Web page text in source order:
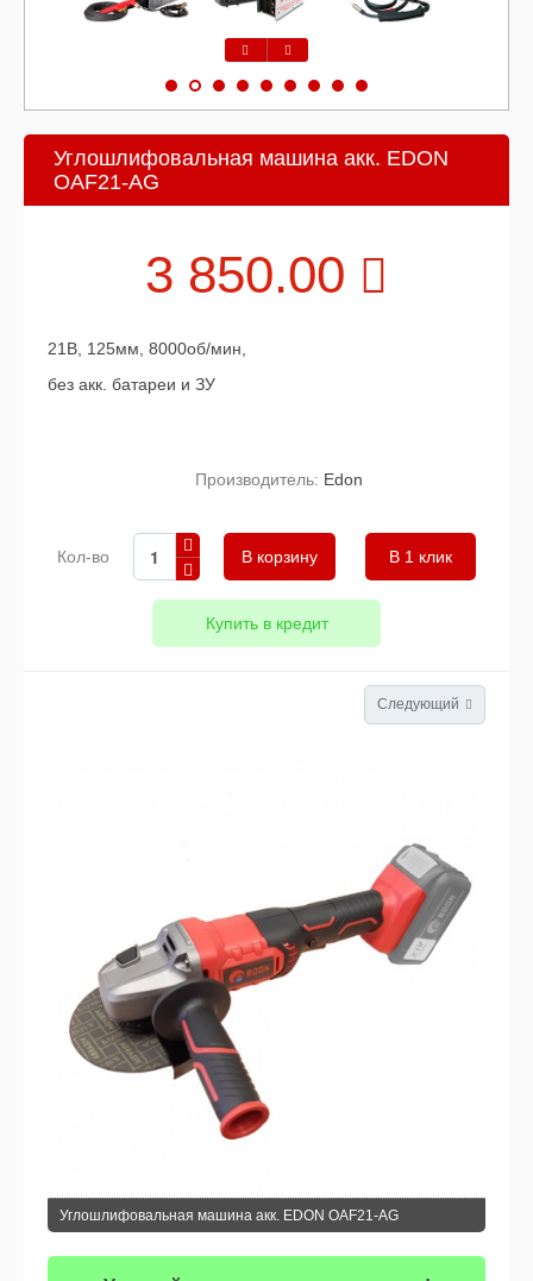
Углошлифовальная машина акк. EDON
OAF21-AG
3 850.00
21В, 125мм, 8000об/мин,
без акк. батареи и ЗУ
Производитель: Edon
Кол-во В 1 клик
Купить в кредит
Следующий
Углошлифовальная машина акк. EDON OAF21-AG